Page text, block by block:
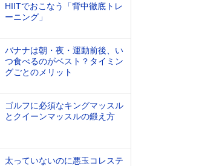
HIITでおこなう「背中徹底トレ
ーニング」
バナナは朝・夜・運動前後、い
つ食べるのがベスト？タイミン
グごとのメリット
ゴルフに必須なキングマッスル
とクイーンマッスルの鍛え方
太っていないのに悪玉コレステ